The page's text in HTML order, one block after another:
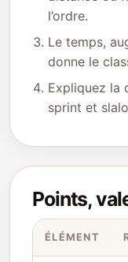
l’ordre.
Le temps,
donne le
Expliquez la
sprint et
Points,
ÉLÉMENT